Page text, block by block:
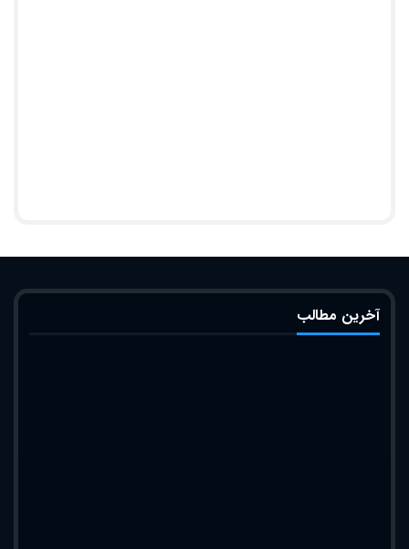
آخرین مطالب